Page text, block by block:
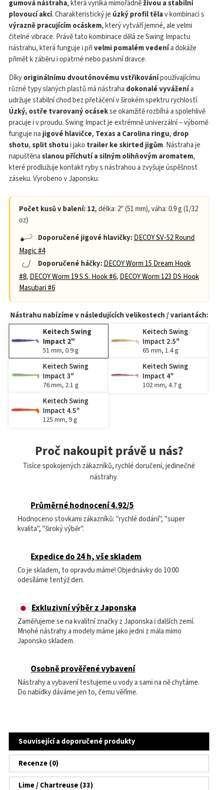
gumová nástraha, která vyniká mimořádněživou a stabilní
plovoucí akcí. Charakteristický je úzký profil tělav kombinaci s
výrazně pracujícím ocáskem, který vytváří jemné, ale velmi
čitelné vibrace. Právě tato kombinace dělá ze Swing Impactu
nástrahu, která funguje i přivelmi pomalém vedenía dokáže
přimět k záběru i opatrné nebo pasivní dravce.
Díkyoriginálnímu dvoutónovému vstřikovánípoužívajícímu
různé typy slaných plastů má nástraha dokonalé vyváženía
udržuje stabilní chod bez přetáčení v širokém spektru rychlostí.
Úzký, ostře tvarovaný ocásekse okamžitě rozbíhá a spolehlivě
pracuje i v proudu. Swing Impact je extrémně univerzální – výborně
funguje na jigové hlavičce, Texas a Carolina ringu, drop
shotu,split shotui jako trailer ke skirted jigům. Nástraha je
napuštěnaslanou příchutí a silným olihňovým aromatem,
které prodlužuje kontakt ryby s nástrahou a zvyšuje úspěšnost
záseku. Vyrobeno v Japonsku.
Počet kusů v balení: 12, délka: 2" (51 mm), váha: 0.9 g (1/32
oz)
Doporučené jigové hlavičky:DECOY SV-52 Round
Magic #4
Doporučené háčky:DECOY Worm 15 Dream Hook
#8, DECOY Worm 19 S.S. Hook #6, DECOY Worm 123 DS Hook
Masubari #6
Nástrahu nabízíme v následujících velikostech / variantách:
Keitech Swing
Impact 2"
51 mm, 0.9 g
Keitech Swing
Impact 2.5"
65 mm, 1.4 g
Keitech Swing
Impact 3"
76 mm, 2.1 g
Keitech Swing
Impact 4"
102 mm, 4.7 g
Keitech Swing
Impact 4.5"
125 mm, 9 g
Proč nakoupit právě u nás?
Tisíce spokojených zákazníků, rychlé doručení, jedinečné
nástrahy.
Průměrné hodnocení 4.92/5
Hodnoceno stovkami zákazníků: "rychlé dodání", "super
kvalita", "široký výběr".
Expedice do 24 h, vše skladem
Co je skladem, to opravdu máme! Objednávky do 10:00
odesíláme tentýž den.
Exkluzivní výběr z Japonska
Zaměřujeme se na kvalitní značky z Japonska i dalších zemí.
Mnohé nástrahy a modely máme jako jedni z mála mimo
Japonsko skladem.
Osobně prověřené vybavení
Nástrahy a vybavení testujeme u vody a sami na ně chytáme.
Do nabídky dáváme jen to, čemu věříme.
Související a doporučené produkty
Recenze (0)
Lime / Chartreuse (33)